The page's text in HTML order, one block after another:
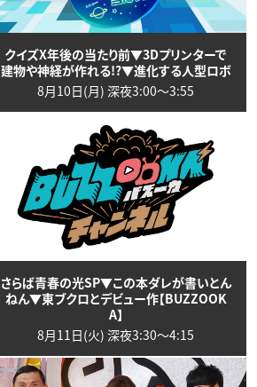
クイズX年後の当たり前▼3Dプリンターで
建物や神経が作れる!?▼進化する人型ロボ
8月10日(月) 深夜3:00〜3:55
さらば青春の光SP▼この本ダレが書いとん
ねん▼東ブクロとデビュー作【BUZZOOK
A】
8月11日(火) 深夜3:30〜4:15